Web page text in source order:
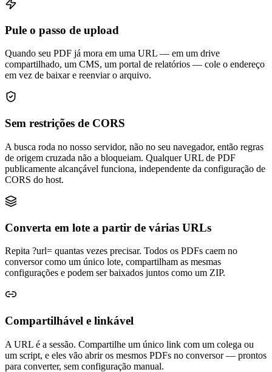
Pule o passo de upload
Quando seu PDF já mora em uma URL — em um drive
compartilhado, um CMS, um portal de relatórios — cole o endereço
em vez de baixar e reenviar o arquivo.
Sem restrições de CORS
A busca roda no nosso servidor, não no seu navegador, então regras
de origem cruzada não a bloqueiam. Qualquer URL de PDF
publicamente alcançável funciona, independente da configuração de
CORS do host.
Converta em lote a partir de várias URLs
Repita ?url= quantas vezes precisar. Todos os PDFs caem no
conversor como um único lote, compartilham as mesmas
configurações e podem ser baixados juntos como um ZIP.
Compartilhável e linkável
A URL é a sessão. Compartilhe um único link com um colega ou
um script, e eles vão abrir os mesmos PDFs no conversor — prontos
para converter, sem configuração manual.